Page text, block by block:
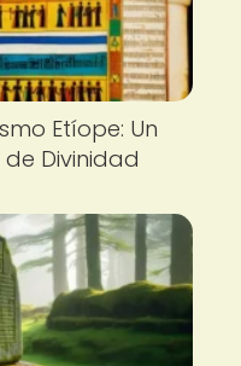
Etíope: Un
Divinidad